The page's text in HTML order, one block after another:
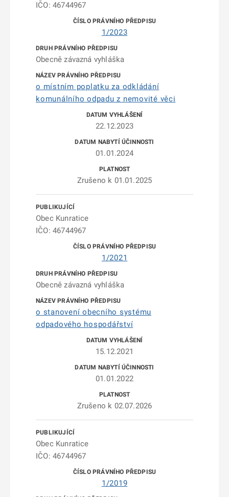
IČO: 46744967
1/2023
Obecně závazná vyhláška
o místním poplatku za odkládání
komunálního odpadu z nemovité věci
22.12.2023
01.01.2024
Zrušeno k 01.01.2025
Obec Kunratice
IČO: 46744967
1/2021
Obecně závazná vyhláška
o stanovení obecního systému
odpadového hospodářství
15.12.2021
01.01.2022
Zrušeno k 02.07.2026
Obec Kunratice
IČO: 46744967
1/2019